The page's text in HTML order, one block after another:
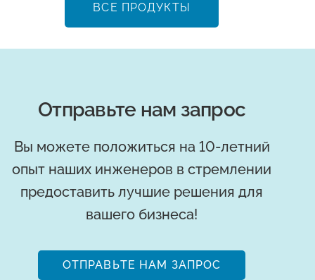
ВСЕ ПРОДУКТЫ
Отправьте нам запрос
Вы можете положиться на 10-летний
опыт наших инженеров в стремлении
предоставить лучшие решения для
вашего бизнеса!
ОТПРАВЬТЕ НАМ ЗАПРОС